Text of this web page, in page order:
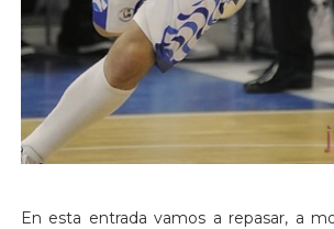
En esta entrada vamos a repasar, a